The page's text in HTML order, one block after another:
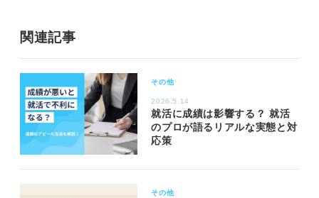
関連記事
その他
2026.5.14
就活に成績は影響する？ 就活
のプロが語るリアルな実態と対
応策
その他